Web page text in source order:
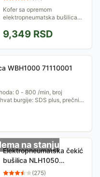
Kofer sa opremom
elektropneumatska bušilica
bušenju betona. Zahvaljujući
SDS Plus prihvatu burgije su
osigurane sve do do &#216;...
9,349 RSD
WBH1000 71110001
0 - 800 /min, broj
na stanju
Elektropneumatska čekić
bušilica NLH1050
300546 (275)